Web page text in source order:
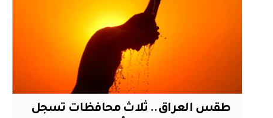
طقس العراق.. ثلاث محافظات تسجل